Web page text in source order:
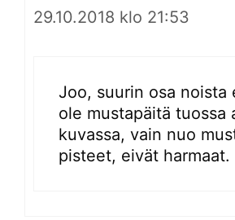
29.10.2018 klo 21:53
Joo, suurin osa noista
ole mustapäitä tuossa
kuvassa, vain nuo
pisteet, eivät harmaat.